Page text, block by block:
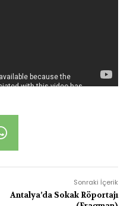
Sonraki İçerik
Antalya’da Sokak Röportajı